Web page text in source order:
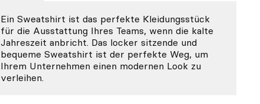
Ein Sweatshirt ist das perfekte Kleidungsstück
für die Ausstattung Ihres Teams, wenn die kalte
Jahreszeit anbricht. Das locker sitzende und
bequeme Sweatshirt ist der perfekte Weg, um
Ihrem Unternehmen einen modernen Look zu
verleihen.